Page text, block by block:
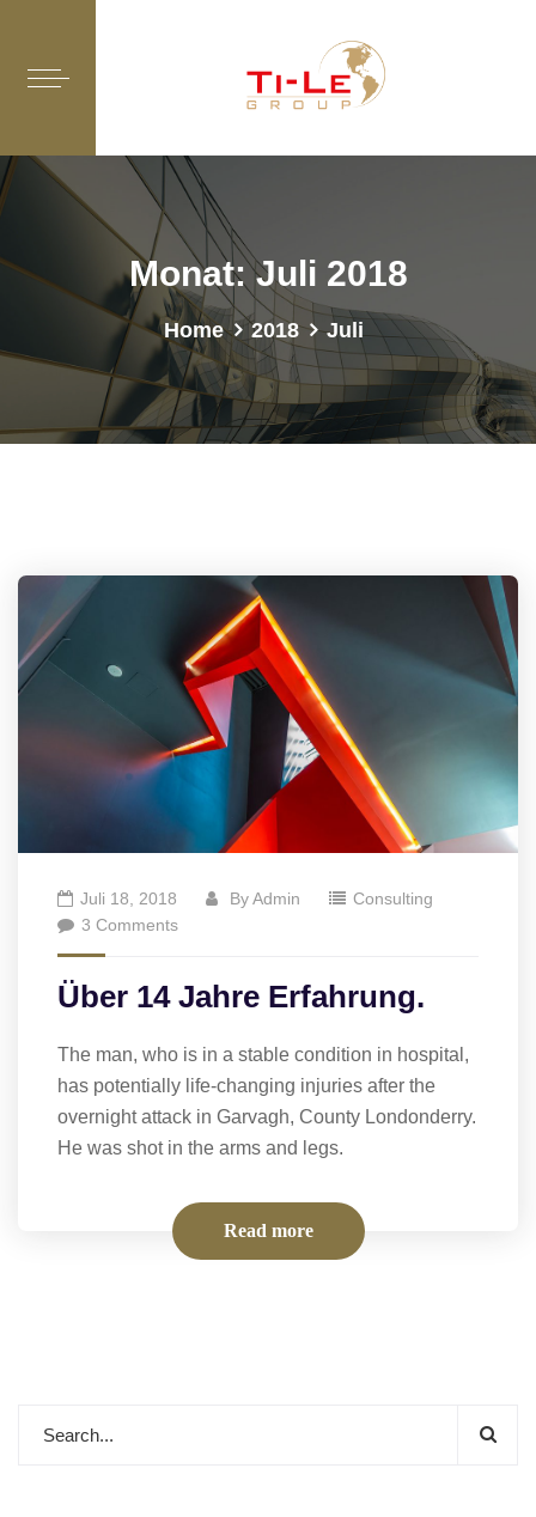
Monat:Juli 2018
Home 2018 Juli
Juli 18, 2018 ByAdmin
Consulting
3 Comments
Über 14 Jahre Erfahrung.
The man, who is in a stable condition in hospital,
has potentially life-changing injuries after the
overnight attack in Garvagh, County Londonderry.
He was shot in the arms and legs.
Read more